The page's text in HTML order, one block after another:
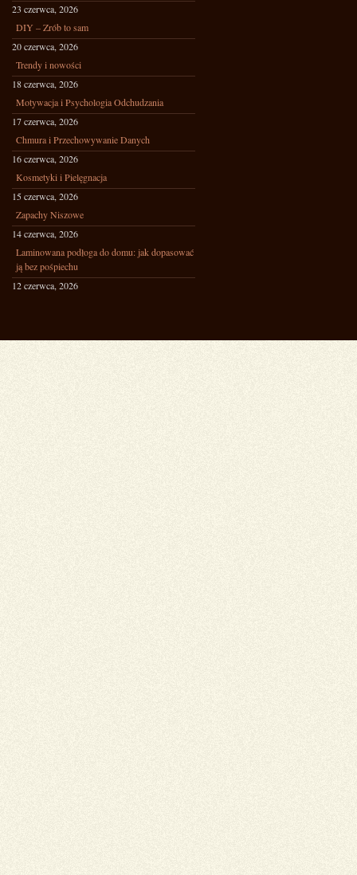
23 czerwca, 2026
DIY – Zrób to sam
20 czerwca, 2026
Trendy i nowości
18 czerwca, 2026
Motywacja i Psychologia Odchudzania
17 czerwca, 2026
Chmura i Przechowywanie Danych
16 czerwca, 2026
Kosmetyki i Pielęgnacja
15 czerwca, 2026
Zapachy Niszowe
14 czerwca, 2026
Laminowana podłoga do domu: jak dopasować
ją bez pośpiechu
12 czerwca, 2026